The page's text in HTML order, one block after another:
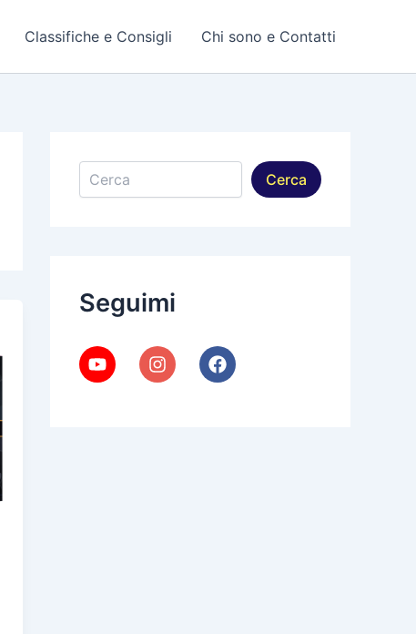
Classifiche e Consigli Chi sono e Contatti
Cerca
Cerca
Seguimi